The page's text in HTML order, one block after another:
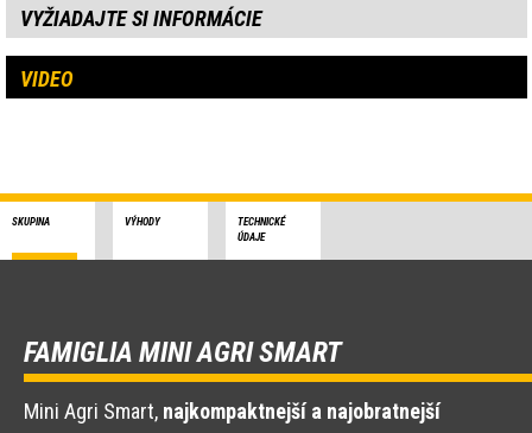
VYŽIADAJTE SI INFORMÁCIE
VIDEO
SKUPINA VÝHODY
TECHNICKÉ
ÚDAJE
FAMIGLIA MINI AGRI SMART
Mini Agri Smart, najkompaktnejší a najobratnejší